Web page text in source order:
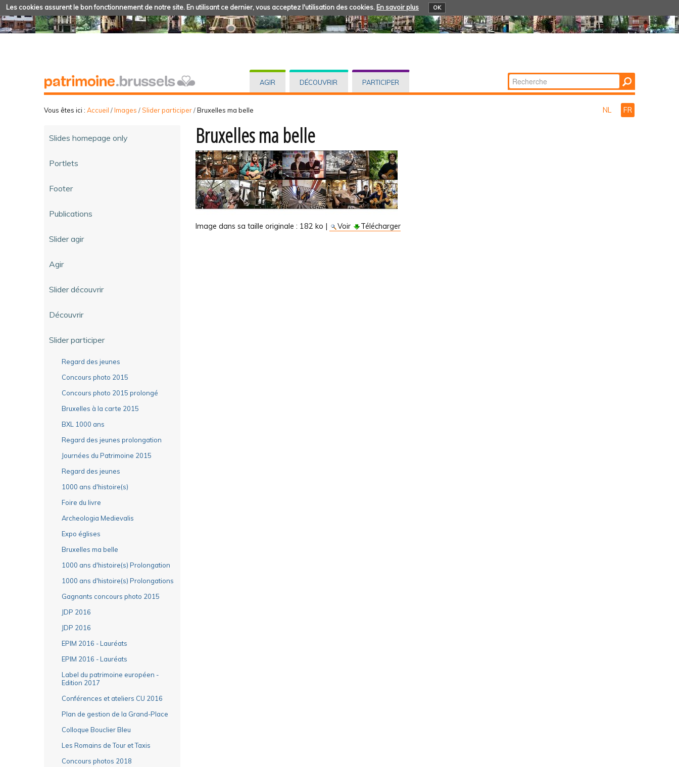
Les cookies assurent le bon fonctionnement de notre site. En utilisant ce dernier, vous acceptez l'utilisation des cookies. En savoir plus OK
AGIR DÉCOUVRIR PARTICIPER Chercher par
Recherche
Vous êtes ici : Accueil /Images /Slider participer/Bruxelles ma belle NL FR
Slides homepage only
Portlets
Footer
Publications
Slider agir
Agir
Slider découvrir
Découvrir
Slider participer
Regard des jeunes
Concours photo 2015
Concours photo 2015 prolongé
Bruxelles à la carte 2015
BXL 1000 ans
Regard des jeunes prolongation
Journées du Patrimoine 2015
Regard des jeunes
1000 ans d'histoire(s)
Foire du livre
Archeologia Medievalis
Expo églises
Bruxelles ma belle
1000 ans d'histoire(s) Prolongation
1000 ans d'histoire(s) Prolongations
Gagnants concours photo 2015
JDP 2016
JDP 2016
EPIM 2016 - Lauréats
EPIM 2016 - Lauréats
Label du patrimoine européen -
Edition 2017
Conférences et ateliers CU 2016
Plan de gestion de la Grand-Place
Colloque Bouclier Bleu
Les Romains de Tour et Taxis
Concours photos 2018
Bruxelles ma belle
Image dans sa taille originale : 182 ko | Voir Télécharger